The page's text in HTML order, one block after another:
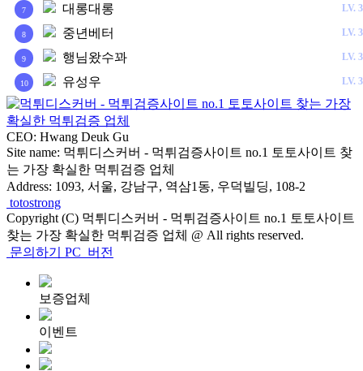
7 대롱대롱 LV. 3
8 중년베터 LV. 3
9 행님왔수꽈 LV. 3
10 유성우 LV. 3
CEO: Hwang Deuk Gu
Site name: 먹튀디스커버 - 먹튀검증사이트 no.1 토토사이트 찾
는 가장 확실한 먹튀검증 업체
Address: 1093, 서울, 강남구, 역삼1동, 우덕빌딩, 108-2
totostrong
Copyright (C) 먹튀디스커버 - 먹튀검증사이트 no.1 토토사이트
찾는 가장 확실한 먹튀검증 업체 @ All rights reserved.
문의하기 PC 버전
보증업체
이벤트